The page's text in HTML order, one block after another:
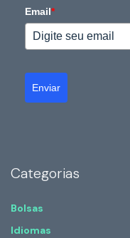
Email*
Enviar
Categorias
Bolsas
Idiomas